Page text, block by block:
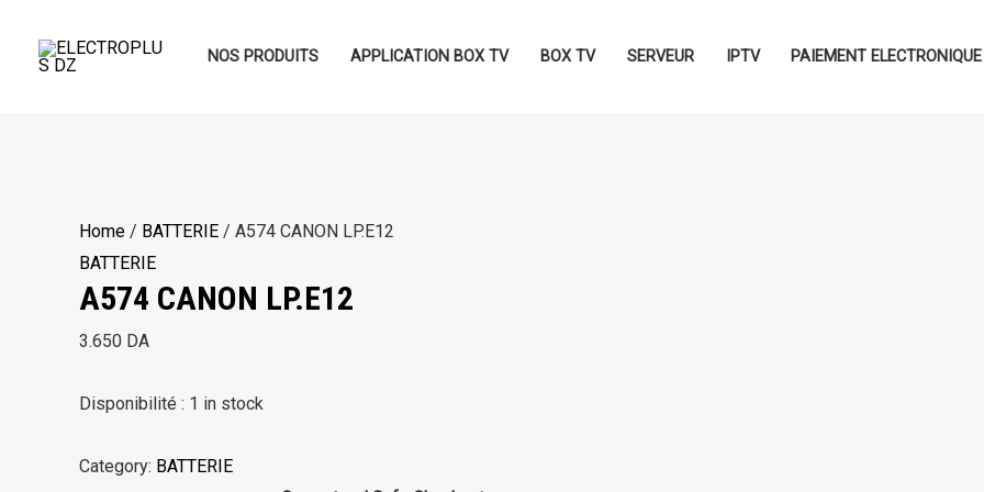
contenu
NOS PRODUITS APPLICATION BOX TV BOX TV SERVEUR IPTV PAIEMENT ELECTRONIQUE
Home / BATTERIE / A574 CANON LP.E12
BATTERIE
A574 CANON LP.E12
3.650 DA
Disponibilité : 1 in stock
Category: BATTERIE